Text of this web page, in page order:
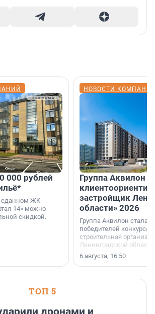
000 рублей
сданном ЖК
14» можно
скидкой.
НОВОСТИ
Группа Аквилон
застройщик
области» 2026
Группа Аквилон стала
победителей конкурса
строительная
Ленинградской области
номинации «Самый
застройщик
6 августа, 16:50
ТОП 5
дронами и